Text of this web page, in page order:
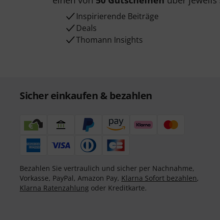
Inspirierende Beiträge
Deals
Thomann Insights
Sicher einkaufen & bezahlen
Bezahlen Sie vertraulich und sicher per Nachnahme,
Vorkasse, PayPal, Amazon Pay, Klarna Sofort bezahlen,
Klarna Ratenzahlung oder Kreditkarte.